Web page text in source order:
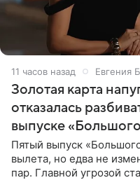
11 часов назад Евгения
Золотая карта
отказалась
выпуске
Пятый выпуск
вылета, но едва не
пар. Главной угрозой